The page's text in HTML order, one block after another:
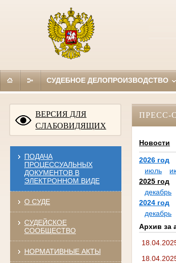
СУДЕБНОЕ ДЕЛОПРОИЗВОДСТВО
ВЕРСИЯ ДЛЯ
СЛАБОВИДЯЩИХ
ПОДАЧА
ПРОЦЕССУАЛЬНЫХ
ДОКУМЕНТОВ В
ЭЛЕКТРОННОМ ВИДЕ
О СУДЕ
СУДЕЙСКОЕ
СООБЩЕСТВО
НОРМАТИВНЫЕ АКТЫ
ПРЕСС-
Новости
2026 год
июль
2025 год
декабрь
2024 год
декабрь
Архив за